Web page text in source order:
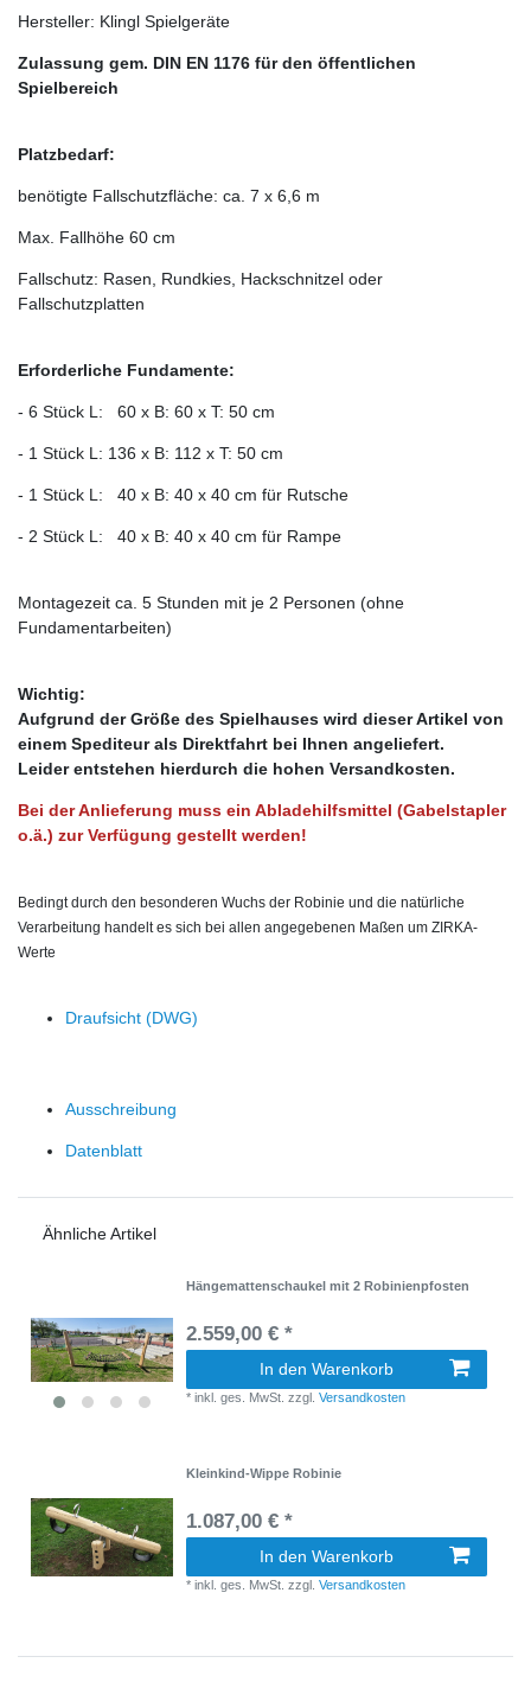
Hersteller: Klingl Spielgeräte
Zulassung gem. DIN EN 1176 für den öffentlichen
Spielbereich
Platzbedarf:
benötigte Fallschutzfläche: ca. 7 x 6,6 m
Max. Fallhöhe 60 cm
Fallschutz: Rasen, Rundkies, Hackschnitzel oder
Fallschutzplatten
Erforderliche Fundamente:
- 6 Stück L: 60 x B: 60 x T: 50 cm
- 1 Stück L: 136 x B: 112 x T: 50 cm
- 1 Stück L: 40 x B: 40 x 40 cm für Rutsche
- 2 Stück L: 40 x B: 40 x 40 cm für Rampe
Montagezeit ca. 5 Stunden mit je 2 Personen (ohne
Fundamentarbeiten)
Wichtig:
Aufgrund der Größe des Spielhauses wird dieser Artikel von
einem Spediteur als Direktfahrt bei Ihnen angeliefert.
Leider entstehen hierdurch die hohen Versandkosten.
Bei der Anlieferung muss ein Abladehilfsmittel (Gabelstapler
o.ä.) zur Verfügung gestellt werden!
Bedingt durch den besonderen Wuchs der Robinie und die natürliche
Verarbeitung handelt es sich bei allen angegebenen Maßen um ZIRKA-
Werte
Draufsicht (DWG)
Ausschreibung
Datenblatt
Ähnliche Artikel
Hängemattenschaukel mit 2 Robinienpfosten
2.559,00 € *
In den Warenkorb
*inkl. ges. MwSt. zzgl.Versandkosten
Kleinkind-Wippe Robinie
1.087,00 € *
In den Warenkorb
*inkl. ges. MwSt. zzgl.Versandkosten